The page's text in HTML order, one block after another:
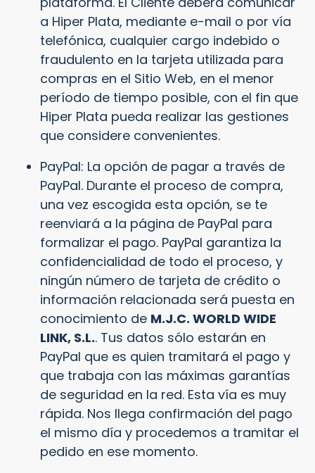
a Hiper Plata, mediante e-mail o por vía
telefónica, cualquier cargo indebido o
fraudulento en la tarjeta utilizada para
compras en el Sitio Web, en el menor
período de tiempo posible, con el fin que
Hiper Plata pueda realizar las gestiones
que considere convenientes.
PayPal: La opción de pagar a través de
PayPal. Durante el proceso de compra,
una vez escogida esta opción, se te
reenviará a la página de PayPal para
formalizar el pago. PayPal garantiza la
confidencialidad de todo el proceso, y
ningún número de tarjeta de crédito o
información relacionada será puesta en
conocimiento de M.J.C. WORLD WIDE
LINK, S.L.. Tus datos sólo estarán en
PayPal que es quien tramitará el pago y
que trabaja con las máximas garantías
de seguridad en la red. Esta vía es muy
rápida. Nos llega confirmación del pago
el mismo día y procedemos a tramitar el
pedido en ese momento.